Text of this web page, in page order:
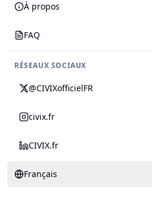
À propos
FAQ
RÉSEAUX SOCIAUX
@CIVIXofficielFR
civix.fr
CIVIX.fr
Français